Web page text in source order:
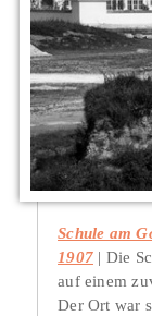
Schule am
1907
Die
auf einem
Der Ort war